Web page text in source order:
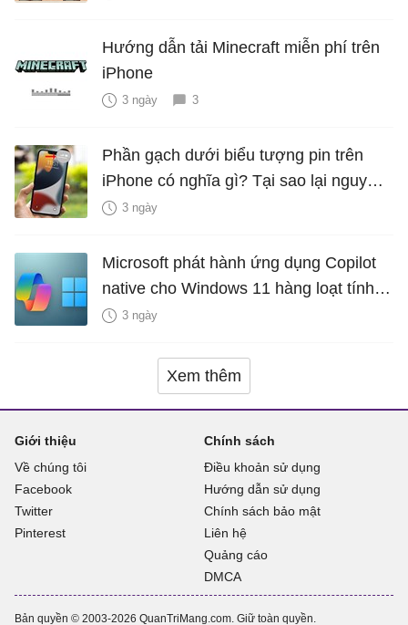
Hướng dẫn tải Minecraft miễn phí trên
iPhone
3 ngày 3
Phần gạch dưới biểu tượng pin trên
iPhone có nghĩa gì? Tại sao lại nguy
hiểm?
3 ngày
Microsoft phát hành ứng dụng Copilot
native cho Windows 11 hàng loạt tính
năng mới Hữu Ích
3 ngày
Xem thêm
Giới thiệu
Về chúng tôi
Facebook
Twitter
Pinterest
Chính sách
Điều khoản sử dụng
Hướng dẫn sử dụng
Chính sách bảo mật
Liên hệ
Quảng cáo
DMCA
Bản quyền © 2003-2026 QuanTriMang.com. Giữ toàn quyền.